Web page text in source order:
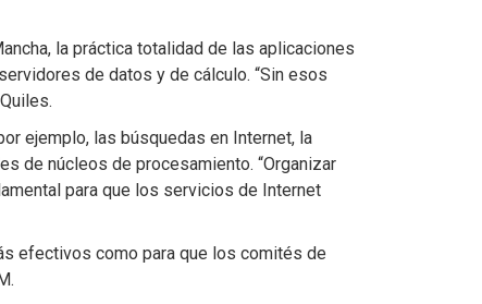
la práctica totalidad de las aplicaciones
de datos y de cálculo. “Sin esos
ejemplo, las búsquedas en Internet, la
de núcleos de procesamiento. “Organizar
para que los servicios de Internet
efectivos como para que los comités de